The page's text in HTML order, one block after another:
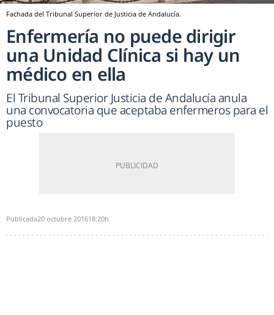
Fachada del Tribunal Superior de Justicia de Andalucía.
Enfermería no puede dirigir
una Unidad Clínica si hay un
médico en ella
El Tribunal Superior Justicia de Andalucía anula
una convocatoria que aceptaba enfermeros para el
puesto
Publicada20 octubre 201618:20h